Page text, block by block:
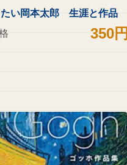
たい岡本太郎 生涯と作品
350円